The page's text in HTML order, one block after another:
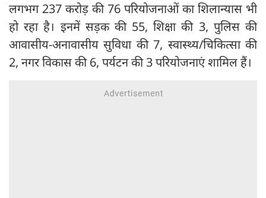
लगभग 237 करोड़ की 76 परियोजनाओं का शिलान्यास भी
हो रहा है। इनमें सड़क की 55, शिक्षा की 3, पुलिस की
आवासीय-अनावासीय सुविधा की 7, स्वास्थ्य/चिकित्सा की
2, नगर विकास की 6, पर्यटन की 3 परियोजनाएं शामिल हैं।